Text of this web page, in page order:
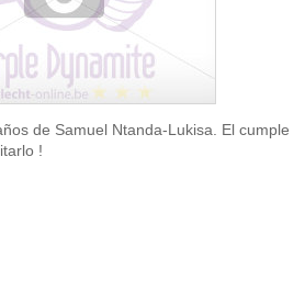
de Samuel Ntanda-Lukisa. El cumple
!